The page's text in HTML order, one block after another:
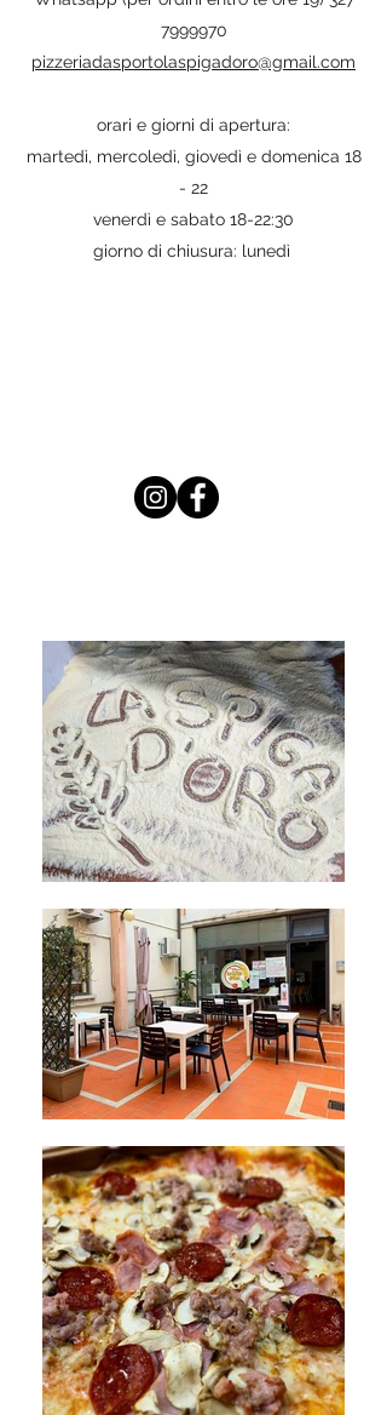
7999970
pizzeriadasportolaspigadoro@gmail.com
orari e giorni di apertura:
martedì, mercoledì, giovedì e domenica 18
- 22
venerdì e sabato 18-22:30
giorno di chiusura: lunedì